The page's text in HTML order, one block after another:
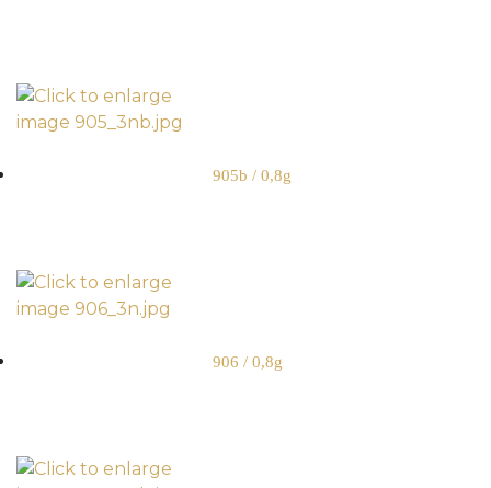
905b / 0,8g
906 / 0,8g